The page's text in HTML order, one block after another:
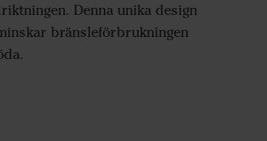
Denna unika design
bränsleförbrukningen